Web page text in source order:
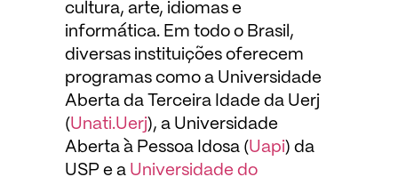
cultura, arte, idiomas e
informática. Em todo o Brasil,
diversas instituições oferecem
programas como a Universidade
Aberta da Terceira Idade da Uerj
(Unati.Uerj), a Universidade
Aberta à Pessoa Idosa (Uapi) da
USP e a Universidade do